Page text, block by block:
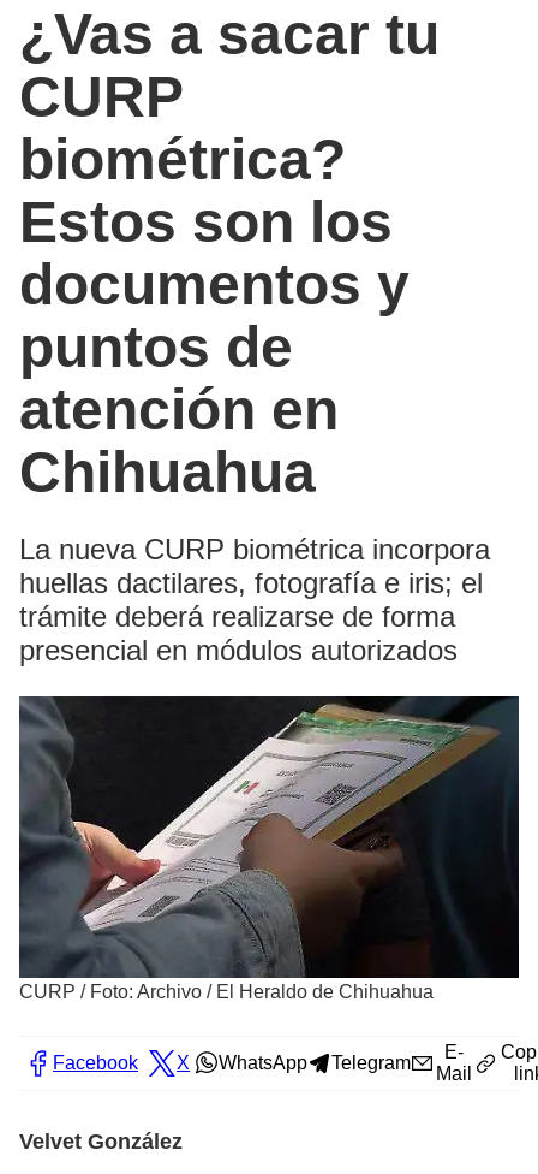
¿Vas a sacar tu
CURP
biométrica?
Estos son los
documentos y
puntos de
atención en
Chihuahua
La nueva CURP biométrica incorpora
huellas dactilares, fotografía e iris; el
trámite deberá realizarse de forma
presencial en módulos autorizados
CURP / Foto: Archivo / El Heraldo de Chihuahua
Facebook X WhatsApp Telegram
E-
Mail
Velvet González